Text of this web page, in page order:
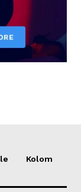
Kolom